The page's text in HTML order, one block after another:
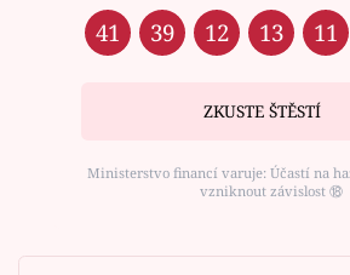
41 39 12 13 11
ZKUSTE ŠTĚSTÍ
Ministerstvo financí varuje: Účastí na
vzniknout závislost ⑱